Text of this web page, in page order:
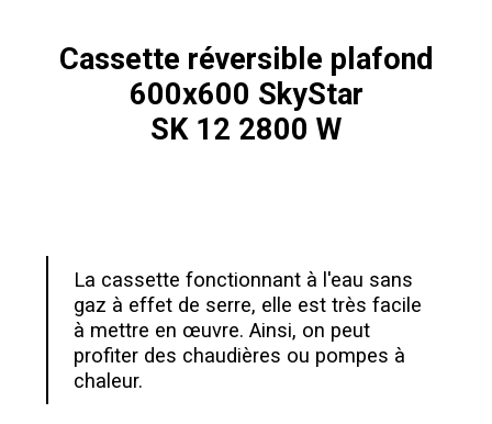
Cassette réversible plafond
600x600 SkyStar
SK 12 2800 W
La cassette fonctionnant à l'eau sans
gaz à effet de serre, elle est très facile
à mettre en œuvre. Ainsi, on peut
profiter des chaudières ou pompes à
chaleur.